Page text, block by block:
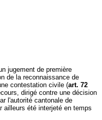
jugement de première
de la reconnaissance de
contestation civile (art. 72
dirigé contre une décision
l'autorité cantonale de
ailleurs été interjeté en temps